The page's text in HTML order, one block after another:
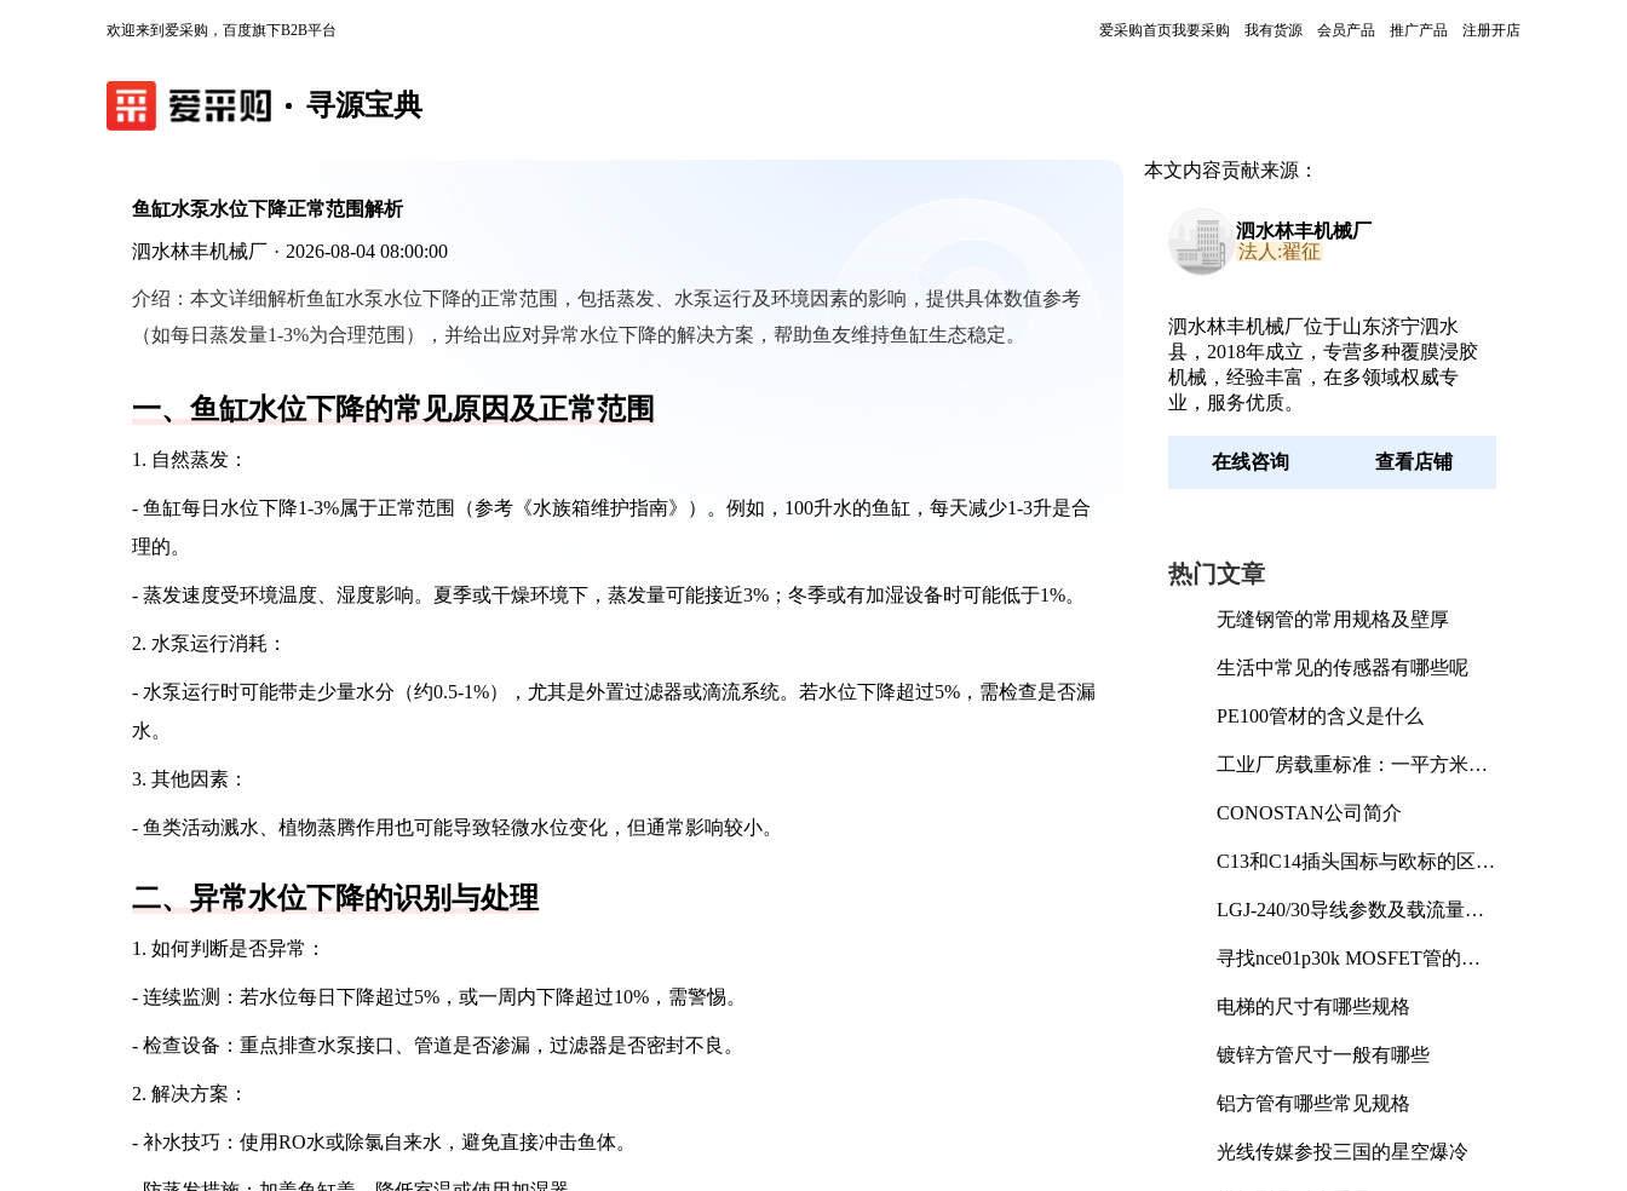
欢迎来到爱采购，百度旗下B2B平台 爱采购首页我要采购 我有货源 会员产品 推广产品 注册开店
寻源宝典
鱼缸水泵水位下降正常范围解析
泗水林丰机械厂 · 2026-08-04 08:00:00
介绍： 本文详细解析鱼缸水泵水位下降的正常范围，包括蒸发、水泵运行及环境因素的影响，提供具体数值参考
（如每日蒸发量1-3%为合理范围），并给出应对异常水位下降的解决方案，帮助鱼友维持鱼缸生态稳定。
一、鱼缸水位下降的常见原因及正常范围
1. 自然蒸发：
- 鱼缸每日水位下降1-3%属于正常范围（参考《水族箱维护指南》）。例如，100升水的鱼缸，每天减少1-3升是合
理的。
- 蒸发速度受环境温度、湿度影响。夏季或干燥环境下，蒸发量可能接近3%；冬季或有加湿设备时可能低于1%。
2. 水泵运行消耗：
- 水泵运行时可能带走少量水分（约0.5-1%），尤其是外置过滤器或滴流系统。若水位下降超过5%，需检查是否漏
水。
3. 其他因素：
- 鱼类活动溅水、植物蒸腾作用也可能导致轻微水位变化，但通常影响较小。
二、异常水位下降的识别与处理
1. 如何判断是否异常：
- 连续监测：若水位每日下降超过5%，或一周内下降超过10%，需警惕。
- 检查设备：重点排查水泵接口、管道是否渗漏，过滤器是否密封不良。
2. 解决方案：
- 补水技巧：使用RO水或除氯自来水，避免直接冲击鱼体。
本文内容贡献来源：
泗水林丰机械厂
法人:翟征
泗水林丰机械厂位于山东济宁泗水
县，2018年成立，专营多种覆膜浸胶
机械，经验丰富，在多领域权威专
业，服务优质。
在线咨询 查看店铺
热门文章
无缝钢管的常用规格及壁厚
生活中常见的传感器有哪些呢
PE100管材的含义是什么
工业厂房载重标准：一平方米能
CONOSTAN公司简介
C13和C14插头国标与欧标的区别
LGJ-240/30导线参数及载流量解
寻找nce01p30k MOSFET管的合
电梯的尺寸有哪些规格
镀锌方管尺寸一般有哪些
铝方管有哪些常见规格
光线传媒参投三国的星空爆冷